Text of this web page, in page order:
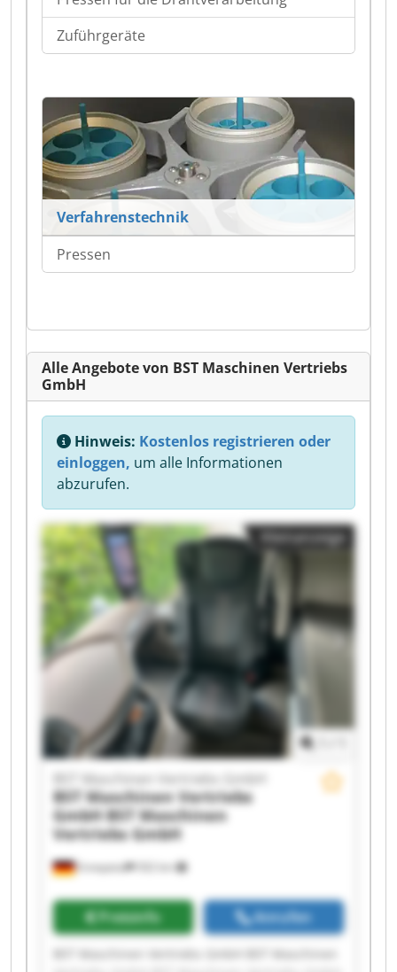
Zuführgeräte
Verfahrenstechnik
Pressen
Alle Angebote von BST Maschinen Vertriebs
GmbH
Hinweis: Kostenlos registrieren oder
einloggen, um alle Informationen
abzurufen.
Kleinanzeige
Ennepetal 502 km
BST Maschinen Vertriebs GmbH
BST Maschinen Vertriebs
GmbHBST Maschinen
Vertriebs GmbH
Preisinfo Anrufen